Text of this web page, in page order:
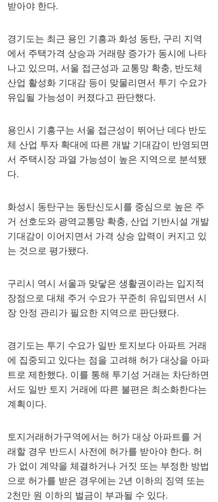
받아야 한다.
경기도는 최근 용인 기흥과 화성 동탄, 구리 지역
에서 주택가격 상승과 거래량 증가가 동시에 나타
나고 있으며, 서울 접근성과 교통망 확충, 반도체
산업 활성화 기대감 등이 맞물리면서 투기 수요가
유입될 가능성이 커졌다고 판단했다.
용인시 기흥구는 서울 접근성이 뛰어난 데다 반도
체 산업 투자 확대에 따른 개발 기대감이 반영되면
서 주택시장 과열 가능성이 높은 지역으로 분석됐
다.
화성시 동탄구는 동탄신도시를 중심으로 높은 주
거 선호도와 광역교통망 확충, 산업 기반시설 개발
기대감이 이어지면서 가격 상승 압력이 커지고 있
는 것으로 평가됐다.
구리시 역시 서울과 맞닿은 생활권이라는 입지적
장점으로 대체 주거 수요가 꾸준히 유입되면서 시
장 안정 관리가 필요한 지역으로 판단됐다.
경기도는 투기 수요가 일반 토지보다 아파트 거래
에 집중되고 있다는 점을 고려해 허가 대상을 아파
트로 제한했다. 이를 통해 투기성 거래는 차단하면
서도 일반 토지 거래에 따른 불편은 최소화한다는
계획이다.
토지거래허가구역에서는 허가 대상 아파트를 거
래할 경우 반드시 사전에 허가를 받아야 한다. 허
가 없이 계약을 체결하거나 거짓 또는 부정한 방법
으로 허가를 받은 경우에는 2년 이하의 징역 또는
2천만 원 이하의 벌금이 부과될 수 있다.